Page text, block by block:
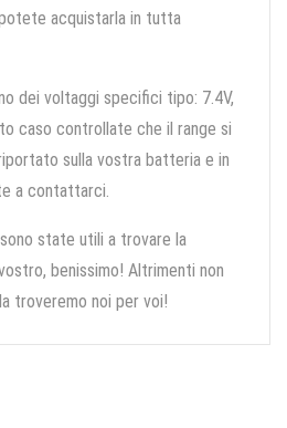
acquistarla in tutta
dei voltaggi specifici tipo: 7.4V,
caso controllate che il range si
sulla vostra batteria e in
a contattarci.
state utili a trovare la
benissimo! Altrimenti non
troveremo noi per voi!